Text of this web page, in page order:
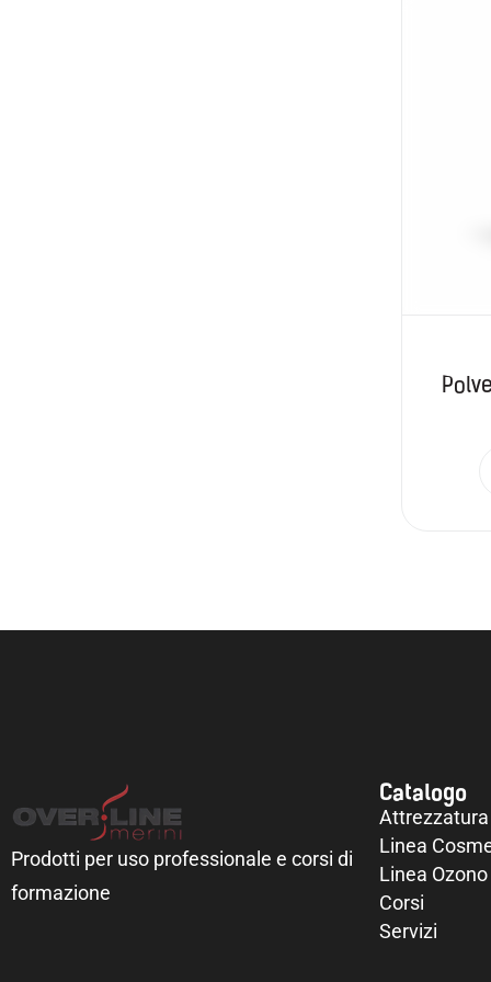
Prodotti per uso professionale e corsi di
formazione
Catalogo
Attrezzatura
Linea
Linea Ozono
Corsi
Servizi